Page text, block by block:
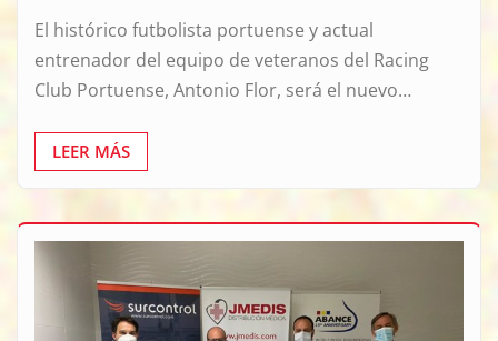
El histórico futbolista portuense y actual
entrenador del equipo de veteranos del Racing
Club Portuense, Antonio Flor, será el nuevo…
LEER MÁS